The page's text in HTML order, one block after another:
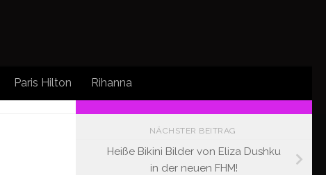
Paris Hilton Rihanna
NÄCHSTER BEITRAG
Heiße Bikini Bilder von Eliza Dushku
in der neuen FHM!